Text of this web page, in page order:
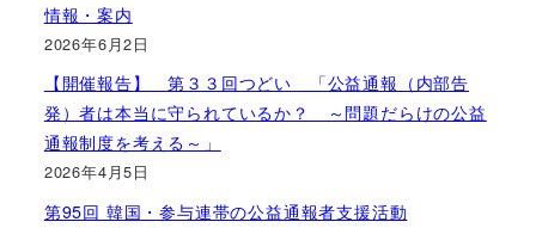
情報・案内
2026年6月2日
【開催報告】 第３３回つどい 「公益通報（内部告
発）者は本当に守られているか？ ～問題だらけの公益
通報制度を考える～」
2026年4月5日
第95回 韓国・参与連帯の公益通報者支援活動